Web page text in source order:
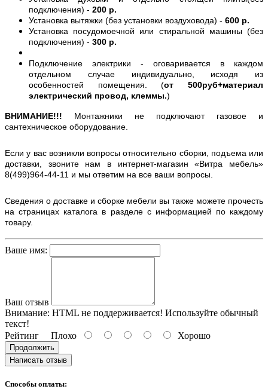
подключения) - 200 р.
Установка вытяжки (без установки воздуховода) - 600 р.
Установка посудомоечной или стиральной машины (без
подключения) - 300 р.
Подключение электрики - оговаривается в каждом
отдельном случае индивидуально, исходя из
особенностей помещения. (от 500руб+материал
электрический провод, клеммы.)
ВНИМАНИЕ!!! Монтажники не подключают газовое и
сантехническое оборудование.
Если у вас возникли вопросы относительно сборки, подъема или
доставки, звоните нам в интернет-магазин «Витра мебель»
8(499)964-44-11 и мы ответим на все ваши вопросы.
Сведения о доставке и сборке мебели вы также можете прочесть
на страницах каталога в разделе с информацией по каждому
товару.
Ваше имя:
Ваш отзыв
Внимание: HTML не поддерживается! Используйте обычный
текст!
Рейтинг Плохо Хорошо
Продолжить
Написать отзыв
Способы оплаты: